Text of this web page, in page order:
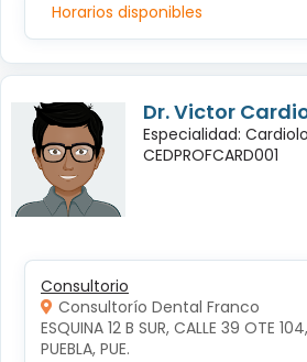
Horarios disponibles
Dr. Victor
Especialidad:
CEDPROFCARD001
Consultorio
Consultorío Dental Franco
ESQUINA 12 B SUR, CALLE 39 OTE
PUEBLA, PUE.